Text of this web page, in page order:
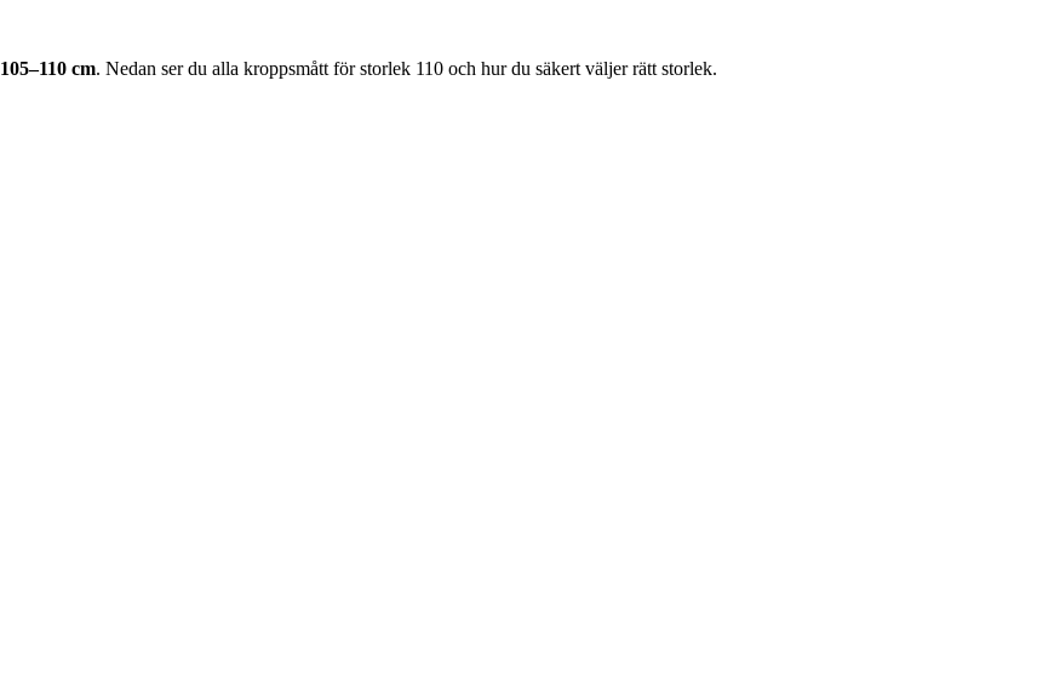
105–110 cm. Nedan ser du alla kroppsmått för storlek 110 och hur du säkert väljer rätt storlek.